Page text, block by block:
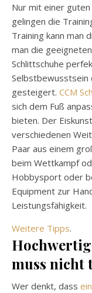
Nur mit einer
gelingen die
Training kann man
man die
Schlittschuhe
Selbstbewusstsein
gesteigert. CCM
sich dem Fuß
bieten. Der
verschiedenen
Paar aus einem
beim Wettkampf
Hobbysport oder
Equipment zur
Leistungsfähigkeit.
Weitere Tipps.
muss nicht
Wer denkt, dass